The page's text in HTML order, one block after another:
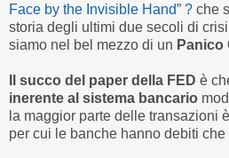
Face by the Invisible Hand” ? che
storia degli ultimi due secoli di
siamo nel bel mezzo di un Panico
Il succo del paper della FED è
inerente al sistema bancario
la maggior parte delle transazioni
per cui le banche hanno debiti